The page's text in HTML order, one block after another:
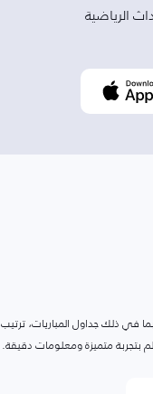
الرياضية
في ذلك جداول المباريات، ترتيب
بتجربة متميزة ومعلومات دقيقة.